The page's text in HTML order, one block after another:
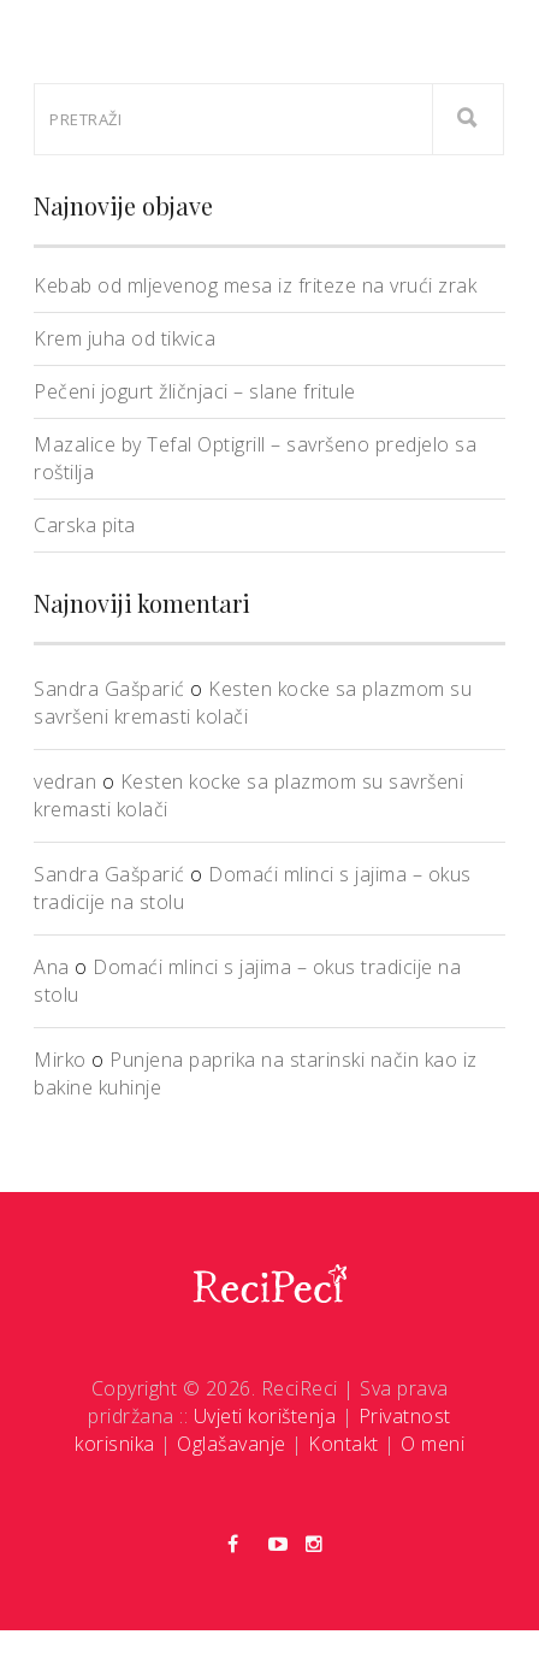
Najnovije objave
Kebab od mljevenog mesa iz friteze na vrući zrak
Krem juha od tikvica
Pečeni jogurt žličnjaci – slane fritule
Mazalice by Tefal Optigrill – savršeno predjelo sa
roštilja
Carska pita
Najnoviji komentari
Sandra Gašparić o Kesten kocke sa plazmom su
savršeni kremasti kolači
vedran o Kesten kocke sa plazmom su savršeni
kremasti kolači
Sandra Gašparić o Domaći mlinci s jajima – okus
tradicije na stolu
Ana o Domaći mlinci s jajima – okus tradicije na
stolu
Mirko o Punjena paprika na starinski način kao iz
bakine kuhinje
Copyright © 2026. ReciReci | Sva prava
pridržana :: Uvjeti korištenja | Privatnost
korisnika | Oglašavanje | Kontakt | O meni